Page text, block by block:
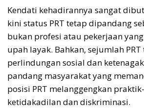
Kendati kehadirannya sangat
kini status PRT tetap dipandang
bukan profesi atau pekerjaan
upah layak. Bahkan, sejumlah
perlindungan sosial dan
pandang masyarakat yang
posisi PRT melanggengkan
ketidakadilan dan diskriminasi.